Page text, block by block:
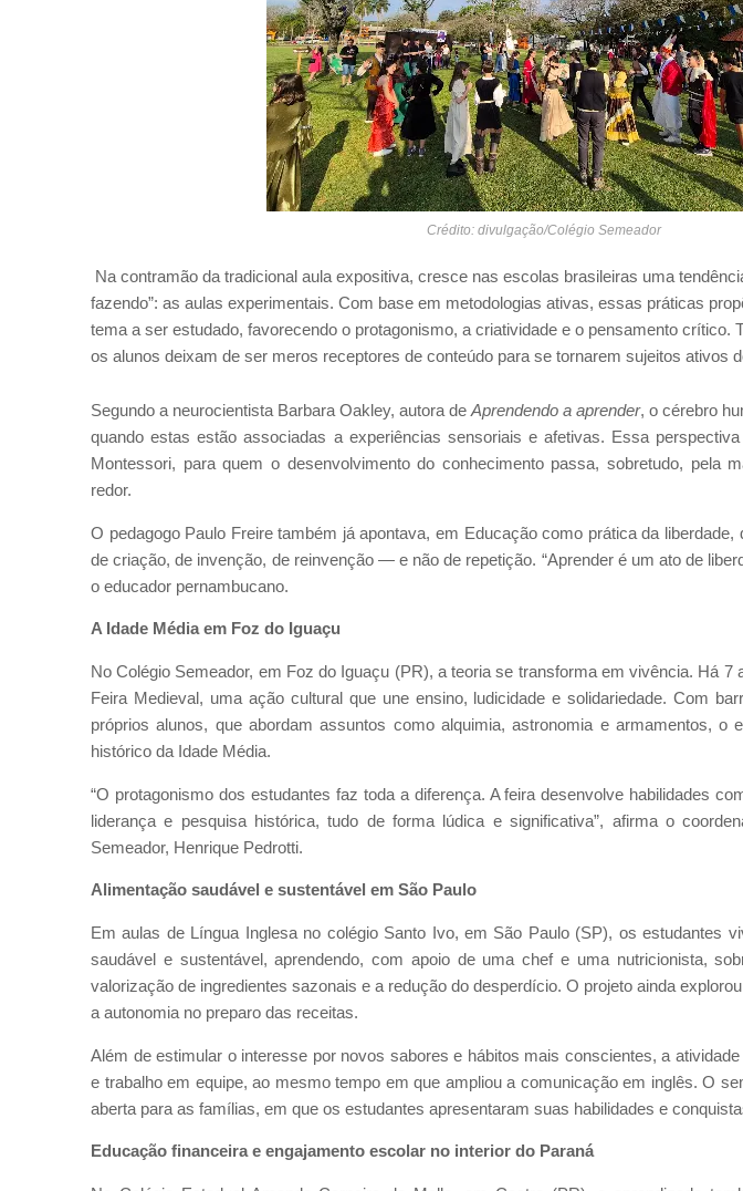
Crédito: divulgação/Colégio Semeador
Na contramão da tradicional aula expositiva, cresce nas escolas brasileiras uma
fazendo”: as aulas experimentais. Com base em metodologias ativas, essas práticas
tema a ser estudado, favorecendo o protagonismo, a criatividade e o pensamento crítico.
os alunos deixam de ser meros receptores de conteúdo para se tornarem sujeitos ativos
Segundo a neurocientista Barbara Oakley, autora de Aprendendo a aprender, o cérebro
quando estas estão associadas a experiências sensoriais e afetivas. Essa
Montessori, para quem o desenvolvimento do conhecimento passa, sobretudo, pela
redor.
O pedagogo Paulo Freire também já apontava, em Educação como prática da
de criação, de invenção, de reinvenção — e não de repetição. “Aprender é um ato de
o educador pernambucano.
A Idade Média em Foz do Iguaçu
No Colégio Semeador, em Foz do Iguaçu (PR), a teoria se transforma em vivência. Há 7
Feira Medieval, uma ação cultural que une ensino, ludicidade e solidariedade. Com
próprios alunos, que abordam assuntos como alquimia, astronomia e armamentos, o
histórico da Idade Média.
“O protagonismo dos estudantes faz toda a diferença. A feira desenvolve habilidades
liderança e pesquisa histórica, tudo de forma lúdica e significativa”, afirma o
Semeador, Henrique Pedrotti.
Alimentação saudável e sustentável em São Paulo
Em aulas de Língua Inglesa no colégio Santo Ivo, em São Paulo (SP), os estudantes
saudável e sustentável, aprendendo, com apoio de uma chef e uma nutricionista,
valorização de ingredientes sazonais e a redução do desperdício. O projeto ainda
a autonomia no preparo das receitas.
Além de estimular o interesse por novos sabores e hábitos mais conscientes, a
e trabalho em equipe, ao mesmo tempo em que ampliou a comunicação em inglês. O
aberta para as famílias, em que os estudantes apresentaram suas habilidades e
Educação financeira e engajamento escolar no interior do Paraná